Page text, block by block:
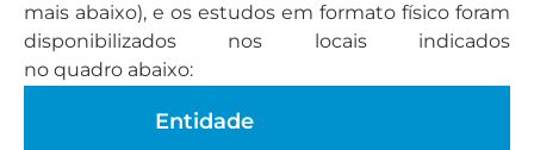
mais abaixo), e os estudos em formato físico foram
disponibilizados nos locais indicados
no quadro abaixo:
Entidade